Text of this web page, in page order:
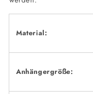
Material:
Anhängergröße: